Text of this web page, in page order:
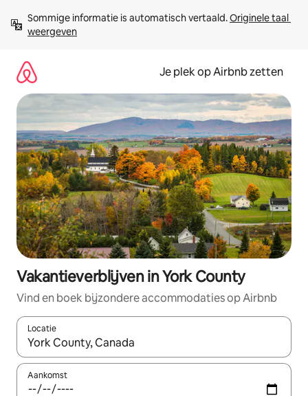
direct
naar
Sommige informatie is automatisch vertaald. Originele taal
weergeven
Je plek op Airbnb zetten
Vakantieverblijven in York County
Vind en boek bijzondere accommodaties op Airbnb
Locatie
Wanneer er resultaten beschikbaar zijn, maak je een keuze
Aankomst